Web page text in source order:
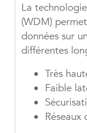
La
(WDM)
données sur
différentes
Très
Faible
Réseaux